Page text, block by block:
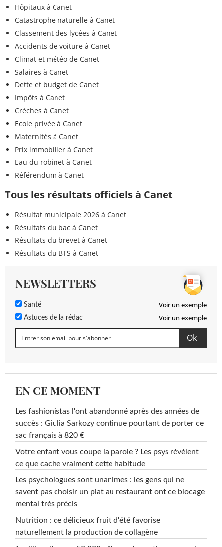
Hôpitaux à Canet
Catastrophe naturelle à Canet
Classement des lycées à Canet
Accidents de voiture à Canet
Climat et météo de Canet
Salaires à Canet
Dette et budget de Canet
Impôts à Canet
Crèches à Canet
Ecole privée à Canet
Maternités à Canet
Prix immobilier à Canet
Eau du robinet à Canet
Référendum à Canet
Tous les résultats officiels à Canet
Résultat municipale 2026 à Canet
Résultats du bac à Canet
Résultats du brevet à Canet
Résultats du BTS à Canet
NEWSLETTERS
Santé Voir un exemple
Astuces de la rédac Voir un exemple
EN CE MOMENT
Les fashionistas l'ont abandonné après des années de
succès : Giulia Sarkozy continue pourtant de porter ce
sac français à 820 €
Votre enfant vous coupe la parole ? Les psys révèlent
ce que cache vraiment cette habitude
Les psychologues sont unanimes : les gens qui ne
savent pas choisir un plat au restaurant ont ce blocage
mental très précis
Nutrition : ce délicieux fruit d'été favorise
naturellement la production de collagène